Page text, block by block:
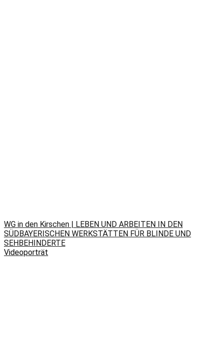
WG in den Kirschen | LEBEN UND ARBEITEN IN DEN
SÜDBAYERISCHEN WERKSTÄTTEN FÜR BLINDE UND
SEHBEHINDERTE
Videoporträt